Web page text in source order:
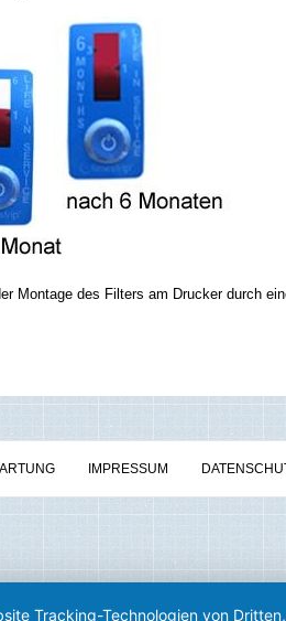
Montage des Filters am Drucker durch
IMPRESSUM
Tracking-Technologien von